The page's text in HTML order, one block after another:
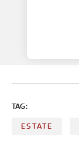
TAG:
ESTATE